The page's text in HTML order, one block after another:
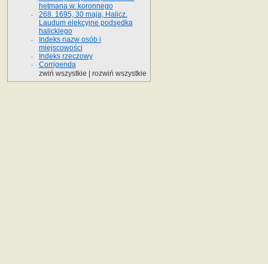
hetmana w. koronnego
268. 1695, 30 maja, Halicz.
Laudum elekcyjne podsędka
halickiego
Indeks nazw osób i
miejscowości
Indeks rzeczowy
Corrigenda
zwiń wszystkie
rozwiń wszystkie